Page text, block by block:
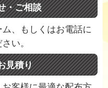
・ご相談
、もしくはお電話に
い。
見積り